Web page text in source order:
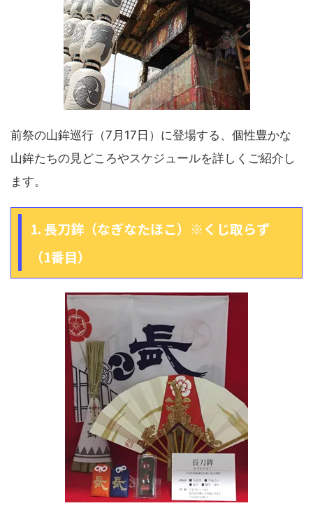
前祭の山鉾巡行（7月17日）に登場する、個性豊かな
山鉾たちの見どころやスケジュールを詳しくご紹介し
ます。
1. 長刀鉾（なぎなたほこ）※くじ取らず
（1番目）